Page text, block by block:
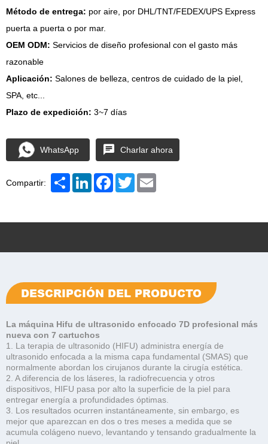
Método de entrega: por aire, por DHL/TNT/FEDEX/UPS Express
puerta a puerta o por mar.
OEM ODM: Servicios de diseño profesional con el gasto más
razonable
Aplicación: Salones de belleza, centros de cuidado de la piel,
SPA, etc...
Plazo de expedición: 3~7 días
WhatsApp Charlar ahora
Compartir: ShareLinkedInFacebook
Twitter
DESCRIPCIÓN DEL PRODUCTO
La máquina Hifu de ultrasonido enfocado 7D profesional más
nueva con 7 cartuchos
1. La terapia de ultrasonido (HIFU) administra energía de
ultrasonido enfocada a la misma capa fundamental (SMAS) que
normalmente abordan los cirujanos durante la cirugía estética.
2. A diferencia de los láseres, la radiofrecuencia y otros
dispositivos, HIFU pasa por alto la superficie de la piel para
entregar energía a profundidades óptimas.
3. Los resultados ocurren instantáneamente, sin embargo, es
mejor que aparezcan en dos o tres meses a medida que se
acumula colágeno nuevo, levantando y tensando gradualmente la